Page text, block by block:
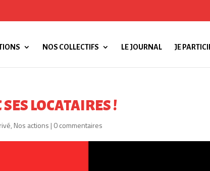
NOS COLLECTIFS LE JOURNAL JE
LOCATAIRES !
, Nos actions | 0 commentaires